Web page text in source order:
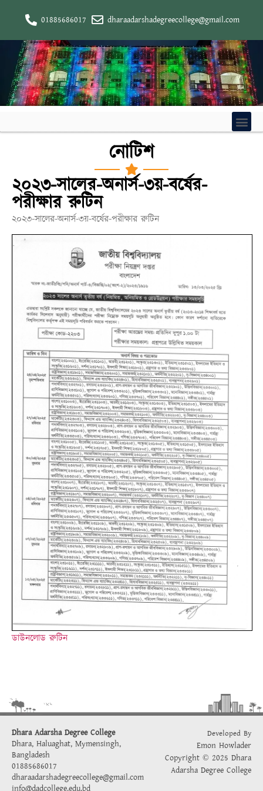
01885686017 dharaadarshadegreecollege@gmail.com
নোটিশ
২০২৩-সালের-অনার্স-৩য়-বর্ষের-
পরীক্ষার রুটিন
২০২৩-সালের-অনার্স-৩য়-বর্ষের-পরীক্ষার রুটিন
ডাউনলোড রুটিন
Dhara Adarsha Degree College
Dhara, Haluaghat, Mymensingh,
Bangladesh
01885686017
dharaadarshadegreecollege@gmail.com
info@dadcollege.edu.bd
Developed By
Emon Howlader
Copyright © 2025 Dhara
Adarsha Degree College